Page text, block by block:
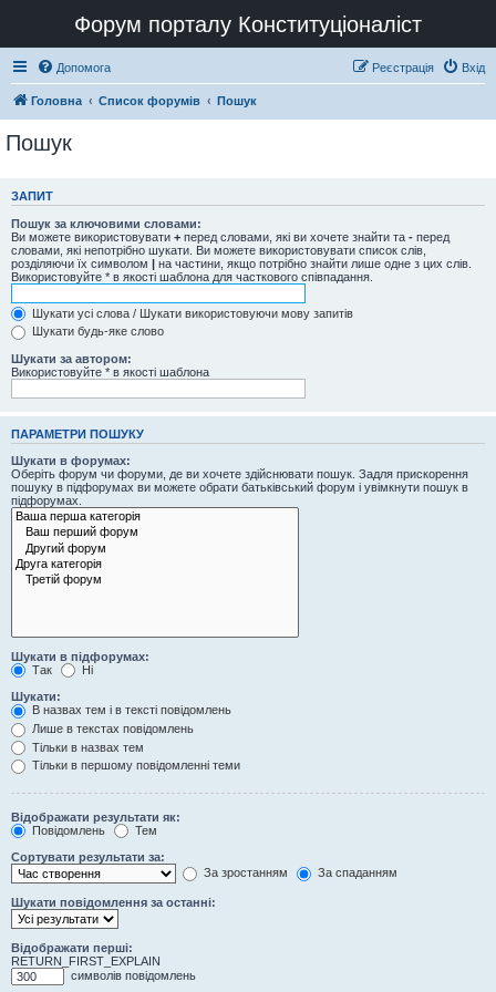
Форум порталу Конституціоналіст
Допомога Вхід
Реєстрація
Головна Список форумів Пошук
Пошук
ЗАПИТ
Пошук за ключовими словами:
Ви можете використовувати + перед словами, які ви хочете знайти та - перед
словами, які непотрібно шукати. Ви можете використовувати список слів,
розділяючи їх символом | на частини, якщо потрібно знайти лише одне з цих слів.
Використовуйте * в якості шаблона для часткового співпадання.
Шукати усі слова / Шукати використовуючи мову запитів
Шукати будь-яке слово
Шукати за автором:
Використовуйте * в якості шаблона
ПАРАМЕТРИ ПОШУКУ
Шукати в форумах:
Оберіть форум чи форуми, де ви хочете здійснювати пошук. Задля прискорення
пошуку в підфорумах ви можете обрати батьківський форум і увімкнути пошук в
підфорумах.
Шукати в підфорумах:
Так
Ні
Шукати:
В назвах тем і в тексті повідомлень
Лише в текстах повідомлень
Тільки в назвах тем
Тільки в першому повідомленні теми
Відображати результати як:
Повідомлень
Тем
Сортувати результати за:
За зростанням
За спаданням
Шукати повідомлення за останні:
Відображати перші:
RETURN_FIRST_EXPLAIN
символів повідомлень